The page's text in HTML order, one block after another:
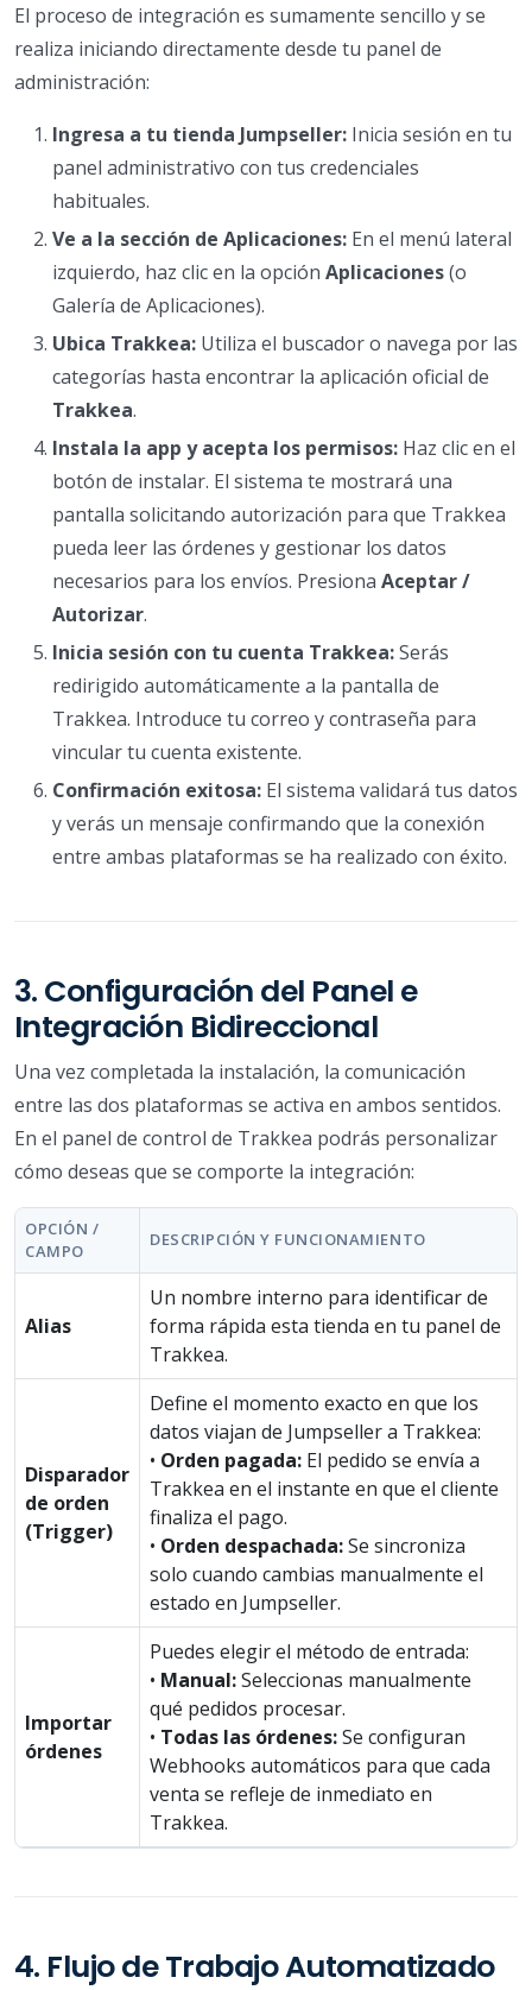
El proceso de integración es sumamente sencillo y se
realiza iniciando directamente desde tu panel de
administración:
Ingresa a tu tienda Jumpseller: Inicia sesión en tu
panel administrativo con tus credenciales
habituales.
Ve a la sección de Aplicaciones: En el menú lateral
izquierdo, haz clic en la opción Aplicaciones(o
Galería de Aplicaciones).
Ubica Trakkea: Utiliza el buscador o navega por las
categorías hasta encontrar la aplicación oficial de
Trakkea.
Instala la app y acepta los permisos: Haz clic en el
botón de instalar. El sistema te mostrará una
pantalla solicitando autorización para que Trakkea
pueda leer las órdenes y gestionar los datos
necesarios para los envíos. Presiona Aceptar /
Autorizar.
Inicia sesión con tu cuenta Trakkea:Serás
redirigido automáticamente a la pantalla de
Trakkea. Introduce tu correo y contraseña para
vincular tu cuenta existente.
Confirmación exitosa: El sistema validará tus datos
y verás un mensaje confirmando que la conexión
entre ambas plataformas se ha realizado con éxito.
3. Configuración del Panel e
Integración Bidireccional
Una vez completada la instalación, la comunicación
entre las dos plataformas se activa en ambos sentidos.
En el panel de control de Trakkea podrás personalizar
cómo deseas que se comporte la integración:
OPCIÓN /
CAMPO
DESCRIPCIÓN Y FUNCIONAMIENTO
Alias
Un nombre interno para identificar de
forma rápida esta tienda en tu panel de
Trakkea.
Disparador
de orden
(Trigger)
Define el momento exacto en que los
datos viajan de Jumpseller a Trakkea:
• Orden pagada: El pedido se envía a
Trakkea en el instante en que el cliente
finaliza el pago.
• Orden despachada:Se sincroniza
solo cuando cambias manualmente el
estado en Jumpseller.
Importar
órdenes
Puedes elegir el método de entrada:
• Manual:Seleccionas manualmente
qué pedidos procesar.
• Todas las órdenes:Se configuran
Webhooks automáticos para que cada
venta se refleje de inmediato en
Trakkea.
4. Flujo de Trabajo Automatizado